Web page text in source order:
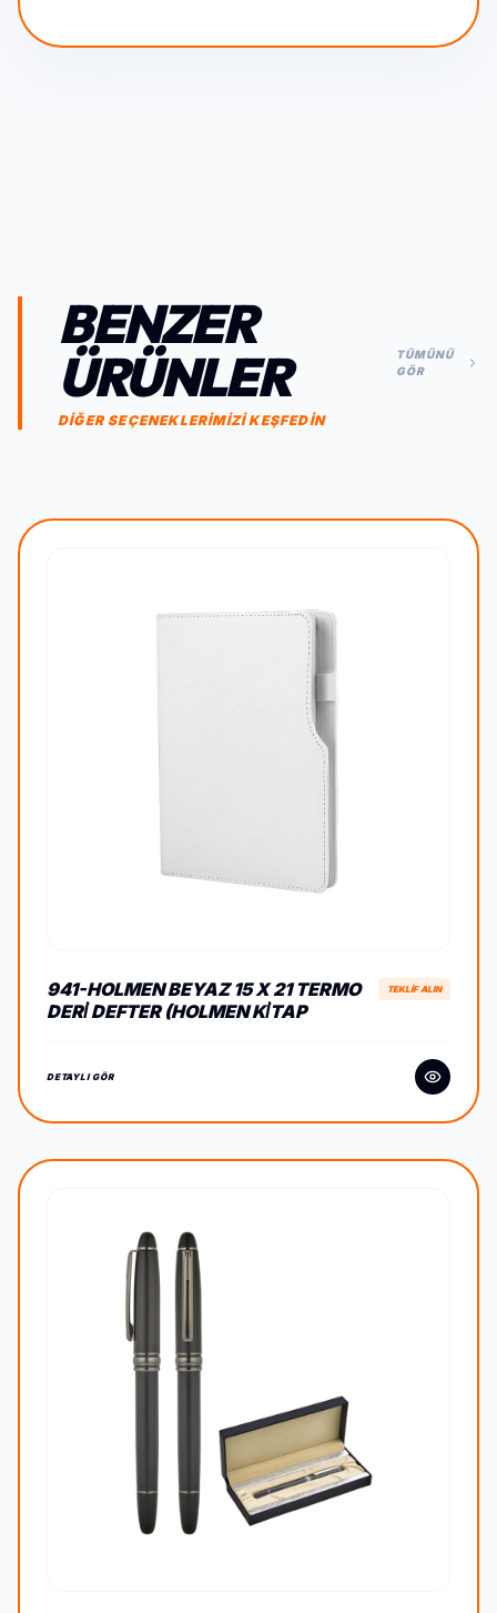
BENZER
ÜRÜNLER
DİĞER SEÇENEKLERİMİZİ KEŞFEDİN
TÜMÜNÜ
GÖR
941-HOLMEN BEYAZ 15 X 21 TERMO
DERİ DEFTER (HOLMEN KİTAP
TEKLİF ALIN
DETAYLI GÖR